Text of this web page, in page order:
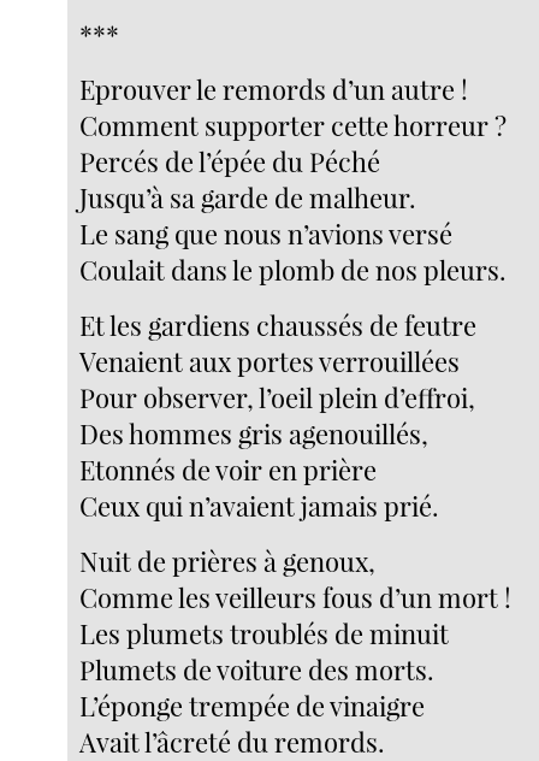
***
Eprouver le remords d’un autre !
Comment supporter cette horreur ?
Percés de l’épée du Péché
Jusqu’à sa garde de malheur.
Le sang que nous n’avions versé
Coulait dans le plomb de nos pleurs.
Et les gardiens chaussés de feutre
Venaient aux portes verrouillées
Pour observer, l’oeil plein d’effroi,
Des hommes gris agenouillés,
Etonnés de voir en prière
Ceux qui n’avaient jamais prié.
Nuit de prières à genoux,
Comme les veilleurs fous d’un mort !
Les plumets troublés de minuit
Plumets de voiture des morts.
L’éponge trempée de vinaigre
Avait l’âcreté du remords.